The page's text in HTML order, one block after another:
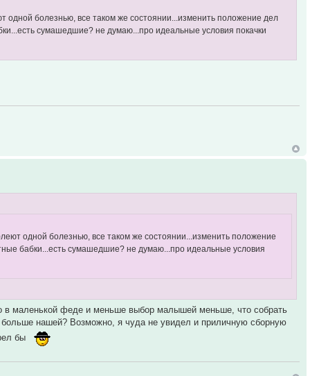
одной болезнью, все таком же состоянии...изменить положение дел
сумашедшие? не думаю...про идеальные условия покачки
одной болезнью, все таком же состоянии...изменить положение
бабки...есть сумашедшие? не думаю...про идеальные условия
в маленькой феде и меньше выбор малышей меньше, что собрать
нашей? Возможно, я чуда не увидел и приличную сборную
бы